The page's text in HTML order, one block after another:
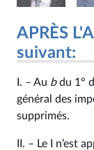
APRÈS
suivant:
I. – Au bdu 1°
général des
supprimés.
II. – Le I n’est